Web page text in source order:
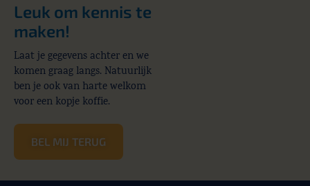
Leuk om kennis te
maken!
Laat je gegevens achter en we
komen graag langs. Natuurlijk
ben je ook van harte welkom
voor een kopje koffie.
BEL MIJ TERUG